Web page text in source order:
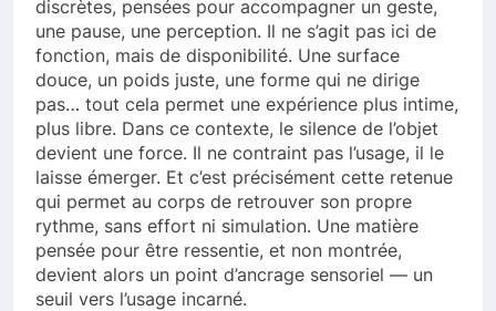
discrètes, pensées pour accompagner un geste,
une pause, une perception. Il ne s’agit pas ici de
fonction, mais de disponibilité. Une surface
douce, un poids juste, une forme qui ne dirige
pas… tout cela permet une expérience plus intime,
plus libre. Dans ce contexte, le silence de l’objet
devient une force. Il ne contraint pas l’usage, il le
laisse émerger. Et c’est précisément cette retenue
qui permet au corps de retrouver son propre
rythme, sans effort ni simulation. Une matière
pensée pour être ressentie, et non montrée,
devient alors un point d’ancrage sensoriel — un
seuil vers l’usage incarné.